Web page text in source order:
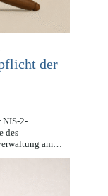
der
2-
des
am…